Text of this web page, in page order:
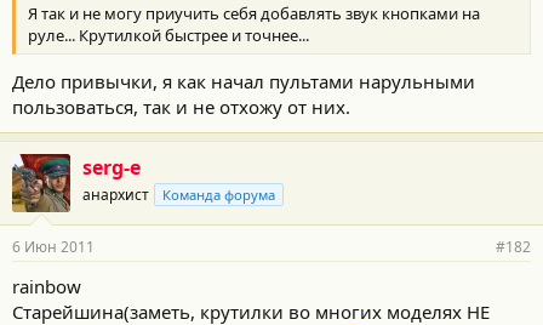
Я так и не могу приучить себя добавлять звук кнопками на
руле... Крутилкой быстрее и точнее...
Дело привычки, я как начал пультами нарульными
пользоваться, так и не отхожу от них.
serg-e
анархист Команда форума
6 Июн 2011 #182
rainbow
Старейшина(заметь, крутилки во многих моделях НЕ